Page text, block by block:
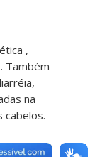
,
Também
na
cabelos.